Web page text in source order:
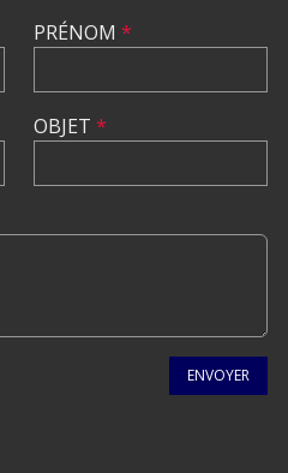
PRÉNOM *
OBJET *
ENVOYER